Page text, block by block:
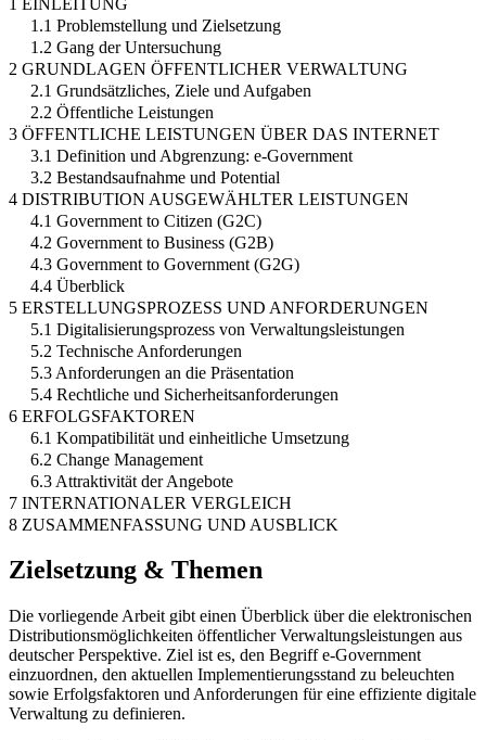
1.1 Problemstellung und Zielsetzung
1.2 Gang der Untersuchung
2 GRUNDLAGEN ÖFFENTLICHER VERWALTUNG
2.1 Grundsätzliches, Ziele und Aufgaben
2.2 Öffentliche Leistungen
3 ÖFFENTLICHE LEISTUNGEN ÜBER DAS INTERNET
3.1 Definition und Abgrenzung: e-Government
3.2 Bestandsaufnahme und Potential
4 DISTRIBUTION AUSGEWÄHLTER LEISTUNGEN
4.1 Government to Citizen (G2C)
4.2 Government to Business (G2B)
4.3 Government to Government (G2G)
4.4 Überblick
5 ERSTELLUNGSPROZESS UND ANFORDERUNGEN
5.1 Digitalisierungsprozess von Verwaltungsleistungen
5.2 Technische Anforderungen
5.3 Anforderungen an die Präsentation
5.4 Rechtliche und Sicherheitsanforderungen
6 ERFOLGSFAKTOREN
6.1 Kompatibilität und einheitliche Umsetzung
6.2 Change Management
6.3 Attraktivität der Angebote
7 INTERNATIONALER VERGLEICH
8 ZUSAMMENFASSUNG UND AUSBLICK
Zielsetzung & Themen
Die vorliegende Arbeit gibt einen Überblick über die elektronischen
Distributionsmöglichkeiten öffentlicher Verwaltungsleistungen aus
deutscher Perspektive. Ziel ist es, den Begriff e-Government
einzuordnen, den aktuellen Implementierungsstand zu beleuchten
sowie Erfolgsfaktoren und Anforderungen für eine effiziente digitale
Verwaltung zu definieren.